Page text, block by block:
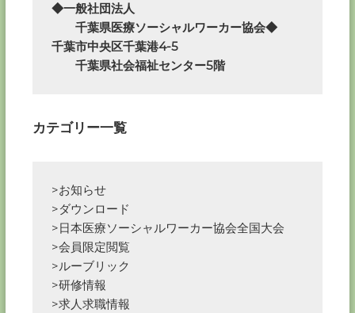
シ
ョ
◆一般社団法人
千葉県医療ソーシャルワーカー協会◆
千葉市中央区千葉港4-5
千葉県社会福祉センター5階
カテゴリー一覧
>お知らせ
>ダウンロード
>日本医療ソーシャルワーカー協会全国大会
>会員限定閲覧
>ルーブリック
>研修情報
>求人求職情報